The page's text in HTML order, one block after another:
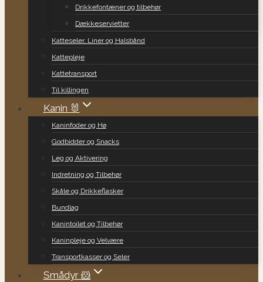
Drikkefontæner og tilbehør
Dækkeservietter
Katteseler, Liner og Halsbånd
Kattepleje
Kattetransport
Til killingen
Kanin 🐰
Kaninfoder og Hø
Godbidder og Snacks
Leg og Aktivering
Indretning og Tilbehør
Skåle og Drikkeflasker
Bundlag
Kanintoilet og Tilbehør
Kaninpleje og Velvære
Transportkasser og Seler
Smådyr 🐹